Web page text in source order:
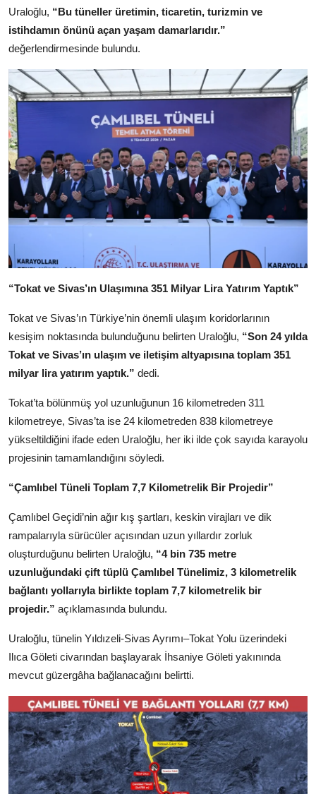
Uraloğlu, “Bu tüneller üretimin, ticaretin, turizmin ve
istihdamın önünü açan yaşam damarlarıdır.”
değerlendirmesinde bulundu.
“Tokat ve Sivas’ın Ulaşımına 351 Milyar Lira Yatırım Yaptık”
Tokat ve Sivas’ın Türkiye’nin önemli ulaşım koridorlarının
kesişim noktasında bulunduğunu belirten Uraloğlu, “Son 24 yılda
Tokat ve Sivas’ın ulaşım ve iletişim altyapısına toplam 351
milyar lira yatırım yaptık.” dedi.
Tokat’ta bölünmüş yol uzunluğunun 16 kilometreden 311
kilometreye, Sivas’ta ise 24 kilometreden 838 kilometreye
yükseltildiğini ifade eden Uraloğlu, her iki ilde çok sayıda karayolu
projesinin tamamlandığını söyledi.
“Çamlıbel Tüneli Toplam 7,7 Kilometrelik Bir Projedir”
Çamlıbel Geçidi’nin ağır kış şartları, keskin virajları ve dik
rampalarıyla sürücüler açısından uzun yıllardır zorluk
oluşturduğunu belirten Uraloğlu, “4 bin 735 metre
uzunluğundaki çift tüplü Çamlıbel Tünelimiz, 3 kilometrelik
bağlantı yollarıyla birlikte toplam 7,7 kilometrelik bir
projedir.” açıklamasında bulundu.
Uraloğlu, tünelin Yıldızeli-Sivas Ayrımı–Tokat Yolu üzerindeki
Ilıca Göleti civarından başlayarak İhsaniye Göleti yakınında
mevcut güzergâha bağlanacağını belirtti.